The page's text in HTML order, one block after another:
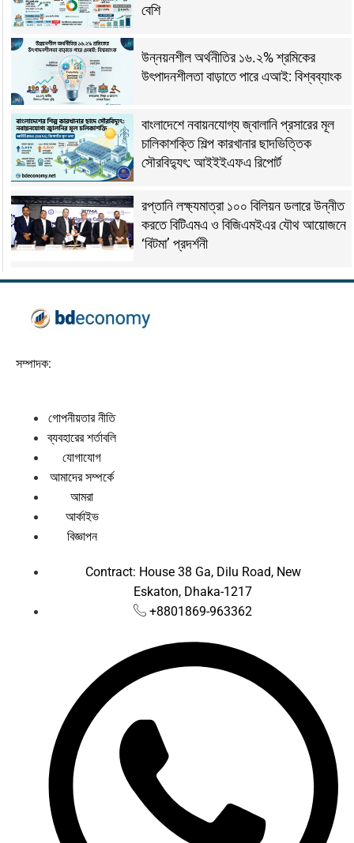
বেশি
উন্নয়নশীল অর্থনীতির ১৬.২% শ্রমিকের
উৎপাদনশীলতা বাড়াতে পারে এআই: বিশ্বব্যাংক
বাংলাদেশে নবায়নযোগ্য জ্বালানি প্রসারের মূল
চালিকাশক্তি শিল্প কারখানার ছাদভিত্তিক
সৌরবিদ্যুৎ: আইইইএফএ রিপোর্ট
রপ্তানি লক্ষ্যমাত্রা ১০০ বিলিয়ন ডলারে উন্নীত
করতে বিটিএমএ ও বিজিএমইএর যৌথ আয়োজনে
‘বিটমা’ প্রদর্শনী
সম্পাদক:
গোপনীয়তার নীতি
ব্যবহারের শর্তাবলি
যোগাযোগ
আমাদের সম্পর্কে
আমরা
আর্কাইভ
বিজ্ঞাপন
Contract: House 38 Ga, Dilu Road, New
Eskaton, Dhaka-1217
+8801869-963362